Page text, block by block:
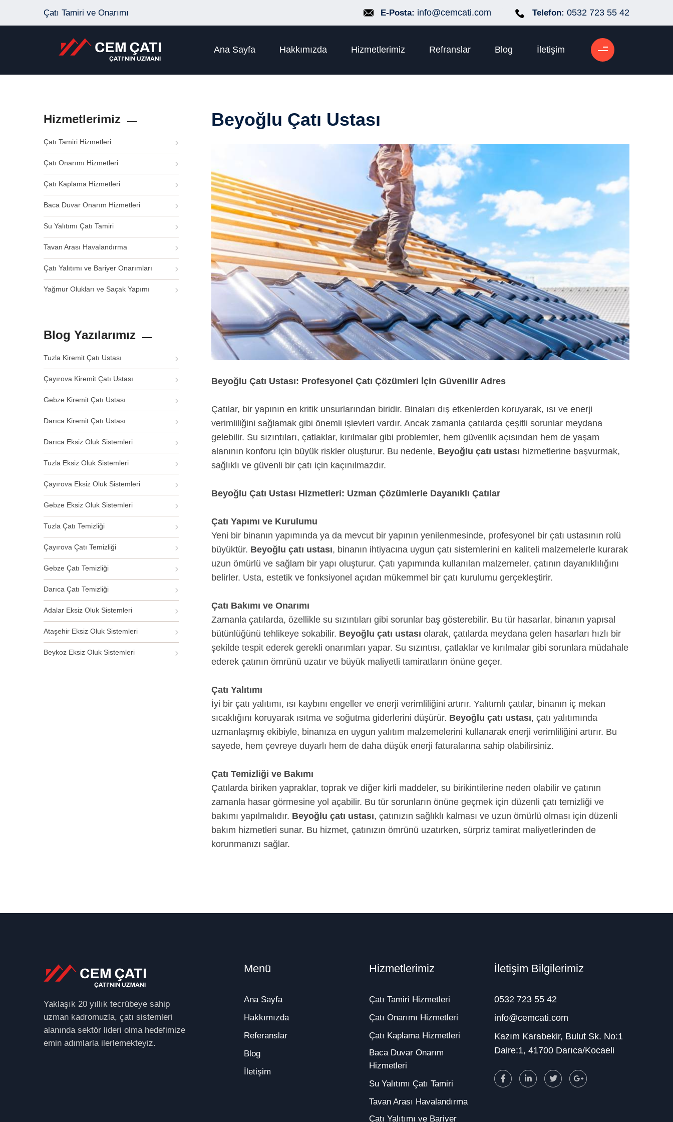
Çatı Tamiri ve Onarımı E-Posta: info@cemcati.com Telefon: 0532 723 55 42
Ana Sayfa Hakkımızda Hizmetlerimiz Refranslar Blog İletişim
Hizmetlerimiz
Çatı Tamiri Hizmetleri
Çatı Onarımı Hizmetleri
Çatı Kaplama Hizmetleri
Baca Duvar Onarım Hizmetleri
Su Yalıtımı Çatı Tamiri
Tavan Arası Havalandırma
Çatı Yalıtımı ve Bariyer Onarımları
Yağmur Olukları ve Saçak Yapımı
Blog Yazılarımız
Tuzla Kiremit Çatı Ustası
Çayırova Kiremit Çatı Ustası
Gebze Kiremit Çatı Ustası
Darıca Kiremit Çatı Ustası
Darıca Eksiz Oluk Sistemleri
Tuzla Eksiz Oluk Sistemleri
Çayırova Eksiz Oluk Sistemleri
Gebze Eksiz Oluk Sistemleri
Tuzla Çatı Temizliği
Çayırova Çatı Temizliği
Gebze Çatı Temizliği
Darıca Çatı Temizliği
Adalar Eksiz Oluk Sistemleri
Ataşehir Eksiz Oluk Sistemleri
Beykoz Eksiz Oluk Sistemleri
Beyoğlu Çatı Ustası
Beyoğlu Çatı Ustası: Profesyonel Çatı Çözümleri İçin Güvenilir Adres
Çatılar, bir yapının en kritik unsurlarından biridir. Binaları dış etkenlerden koruyarak, ısı ve enerji
verimliliğini sağlamak gibi önemli işlevleri vardır. Ancak zamanla çatılarda çeşitli sorunlar meydana
gelebilir. Su sızıntıları, çatlaklar, kırılmalar gibi problemler, hem güvenlik açısından hem de yaşam
alanının konforu için büyük riskler oluşturur. Bu nedenle, Beyoğlu çatı ustası hizmetlerine başvurmak,
sağlıklı ve güvenli bir çatı için kaçınılmazdır.
Beyoğlu Çatı Ustası Hizmetleri: Uzman Çözümlerle Dayanıklı Çatılar
Çatı Yapımı ve Kurulumu
Yeni bir binanın yapımında ya da mevcut bir yapının yenilenmesinde, profesyonel bir çatı ustasının rolü
büyüktür. Beyoğlu çatı ustası, binanın ihtiyacına uygun çatı sistemlerini en kaliteli malzemelerle kurarak
uzun ömürlü ve sağlam bir yapı oluşturur. Çatı yapımında kullanılan malzemeler, çatının dayanıklılığını
belirler. Usta, estetik ve fonksiyonel açıdan mükemmel bir çatı kurulumu gerçekleştirir.
Çatı Bakımı ve Onarımı
Zamanla çatılarda, özellikle su sızıntıları gibi sorunlar baş gösterebilir. Bu tür hasarlar, binanın yapısal
bütünlüğünü tehlikeye sokabilir. Beyoğlu çatı ustası olarak, çatılarda meydana gelen hasarları hızlı bir
şekilde tespit ederek gerekli onarımları yapar. Su sızıntısı, çatlaklar ve kırılmalar gibi sorunlara müdahale
ederek çatının ömrünü uzatır ve büyük maliyetli tamiratların önüne geçer.
Çatı Yalıtımı
İyi bir çatı yalıtımı, ısı kaybını engeller ve enerji verimliliğini artırır. Yalıtımlı çatılar, binanın iç mekan
sıcaklığını koruyarak ısıtma ve soğutma giderlerini düşürür. Beyoğlu çatı ustası, çatı yalıtımında
uzmanlaşmış ekibiyle, binanıza en uygun yalıtım malzemelerini kullanarak enerji verimliliğini artırır. Bu
sayede, hem çevreye duyarlı hem de daha düşük enerji faturalarına sahip olabilirsiniz.
Çatı Temizliği ve Bakımı
Çatılarda biriken yapraklar, toprak ve diğer kirli maddeler, su birikintilerine neden olabilir ve çatının
zamanla hasar görmesine yol açabilir. Bu tür sorunların önüne geçmek için düzenli çatı temizliği ve
bakımı yapılmalıdır. Beyoğlu çatı ustası, çatınızın sağlıklı kalması ve uzun ömürlü olması için düzenli
bakım hizmetleri sunar. Bu hizmet, çatınızın ömrünü uzatırken, sürpriz tamirat maliyetlerinden de
korunmanızı sağlar.
Yaklaşık 20 yıllık tecrübeye sahip
uzman kadromuzla, çatı sistemleri
alanında sektör lideri olma hedefimize
emin adımlarla ilerlemekteyiz.
Menü
Ana Sayfa
Hakkımızda
Referanslar
Blog
İletişim
Hizmetlerimiz
Çatı Tamiri Hizmetleri
Çatı Onarımı Hizmetleri
Çatı Kaplama Hizmetleri
Baca Duvar Onarım
Hizmetleri
Su Yalıtımı Çatı Tamiri
Tavan Arası Havalandırma
Çatı Yalıtımı ve Bariyer
İletişim Bilgilerimiz
0532 723 55 42
info@cemcati.com
Kazım Karabekir, Bulut Sk. No:1
Daire:1, 41700 Darıca/Kocaeli